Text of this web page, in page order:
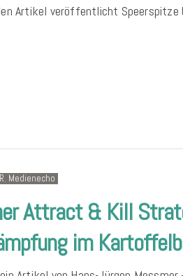
Artikel veröffentlicht Speerspitze
, Medienecho
Attract & Kill
im